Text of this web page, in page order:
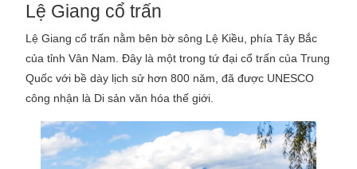
Lệ Giang cổ trấn
Lệ Giang cổ trấn nằm bên bờ sông Lệ Kiều, phía Tây Bắc
của tỉnh Vân Nam. Đây là một trong tứ đại cổ trấn của Trung
Quốc với bề dày lịch sử hơn 800 năm, đã được UNESCO
công nhận là Di sản văn hóa thế giới.